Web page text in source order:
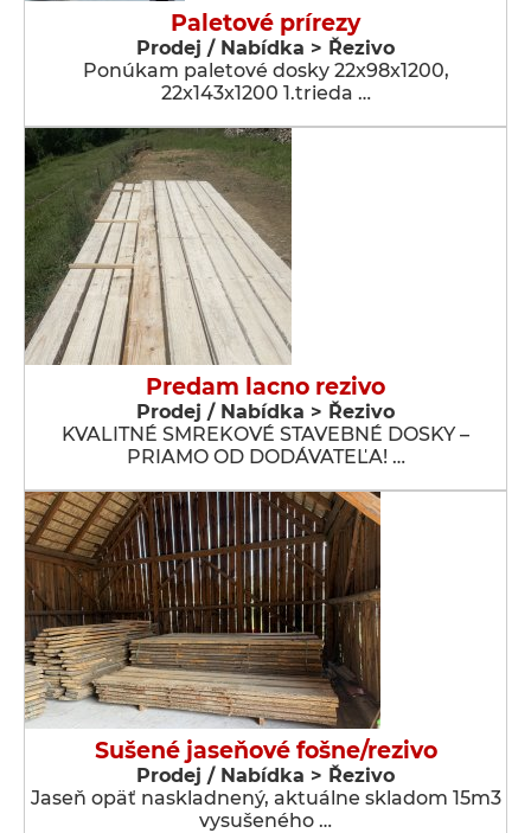
Paletové prírezy
Prodej / Nabídka > Řezivo
Ponúkam paletové dosky 22x98x1200,
22x143x1200 1.trieda …
Predam lacno rezivo
Prodej / Nabídka > Řezivo
KVALITNÉ SMREKOVÉ STAVEBNÉ DOSKY –
PRIAMO OD DODÁVATEĽA! …
Sušené jaseňové fošne/rezivo
Prodej / Nabídka > Řezivo
Jaseň opäť naskladnený, aktuálne skladom 15m3
vysušeného …